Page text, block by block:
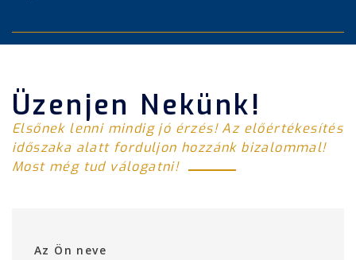
Üzenjen Nekünk!
Elsőnek lenni mindig jó érzés! Az előértékesítés
időszaka alatt forduljon hozzánk bizalommal!
Most még tud válogatni!
Az Ön neve